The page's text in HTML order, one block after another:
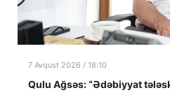
7 Avqust 2026 / 18:10
Qulu Ağsəs: “Ədəbiyyat